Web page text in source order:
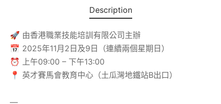
Description
🚀 由香港職業技能培訓有限公司主辦
📅 2025年11月2日及9日（連續兩個星期日）
⏰ 上午09:00 – 下午13:00
📍 英才賽馬會教育中心（土瓜灣地鐵站B出口）